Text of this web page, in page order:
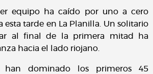
equipo ha caído por uno a cero
esta tarde en La Planilla. Un solitario
al final de la primera mitad ha
hacia el lado riojano.
han dominado los primeros 45